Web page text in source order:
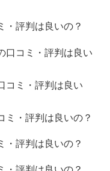
・評判は良いの？
口コミ・評判は良い
コミ・評判は良い
ミ・評判は良いの？
・評判は良いの？